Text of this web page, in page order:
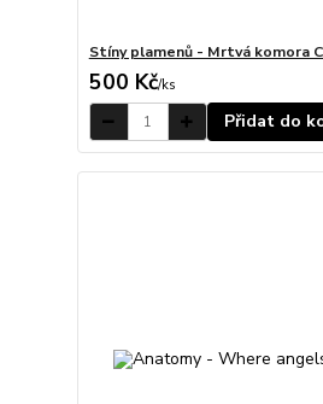
Stíny plamenů - Mrtvá komora
500 Kč/ks
Přidat do